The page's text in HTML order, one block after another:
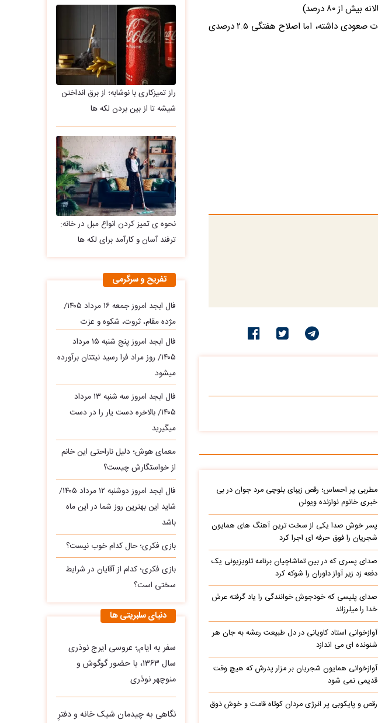
این آمار نشان می‌دهد لیر ترکیه در بلندمدت روندی به شدت صعودی داشته، اما اصلاح هفتگی ۲.۵ درصدی
مطربی پر احساس؛ رقص زیبای بلوچی مرد جوان در بی
خبری خانوم نوازنده ویولن
پسر خوش صدا یکی از سخت ترین آهنگ های همایون
شجریان را فوق حرفه ای اجرا کرد
صدای پسری که در بین تماشاچیان برنامه تلویزیونی یک
دفعه زد زیر آواز داوران را شوکه کرد
صدای پلیسی که خودجوش خوانندگی را یاد گرفته عرش
خدا را میلرزاند
آوازخوانی استاد کاویانی در دل طبیعت رعشه به جان هر
شنونده ای می اندازد
آوازخوانی همایون شجریان بر مزار پدرش که هیچ وقت
قدیمی نمی شود
رقص و پایکوبی پر انرژی مردان کوتاه قامت و خوش ذوق
راز تمیزکاری با نوشابه؛ از برق انداختن
شیشه تا از بین بردن لکه ها
نحوه ی تمیز کردن انواع مبل در خانه:
ترفند آسان و کارآمد برای لکه ها
تفریح و سرگرمی
فال ابجد امروز جمعه ۱۶ مرداد ۱۴۰۵/
مژده مقام، ثروت، شکوه و عزت
فال ابجد امروز پنج شنبه ۱۵ مرداد
۱۴۰۵/ روز مراد فرا رسید نیتتان برآورده
میشود
فال ابجد امروز سه‌ شنبه ۱۳ مرداد
۱۴۰۵/ بالاخره دست یار را در دست
میگیرید
معمای هوش؛ دلیل ناراحتی این خانم
از خواستگارش چیست؟
فال ابجد امروز دوشنبه ۱۲ مرداد ۱۴۰۵/
شاید این بهترین روز شما در این ماه
باشد
بازی فکری؛ حال کدام خوب نیست؟
بازی فکری؛ کدام از آقایان در شرایط
سختی است؟
دنیای سلبریتی ها
سفر به ایام,؛ عروسی ایرج نوذری
سال ۱۳۶۳، با حضور گوگوش و
منوچهر نوذری
نگاهی به چیدمان شیک خانه و دفترِ